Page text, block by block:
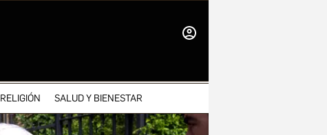
RELIGIÓN SALUD Y BIENESTAR